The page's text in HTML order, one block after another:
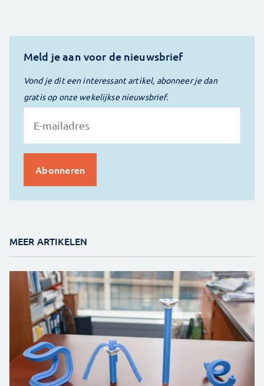
Meld je aan voor de nieuwsbrief
Vond je dit een interessant artikel, abonneer je dan
gratis op onze wekelijkse nieuwsbrief.
MEER ARTIKELEN